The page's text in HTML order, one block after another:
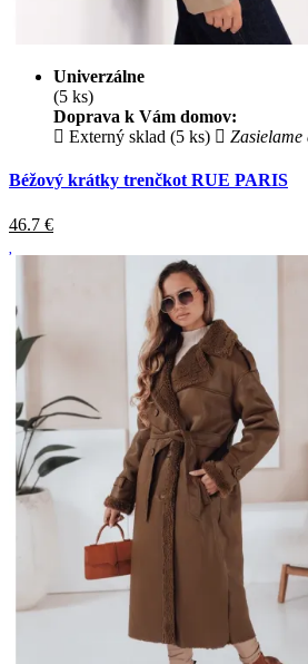
Univerzálne
(5 ks)
Doprava k Vám domov:
Externý sklad (5 ks)
Béžový krátky trenčkot RUE PARIS
46.7 €